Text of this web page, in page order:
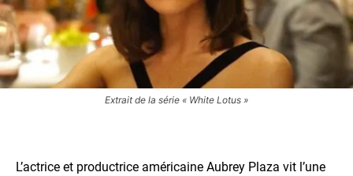
Extrait de la série « White Lotus »
L’actrice et productrice américaine Aubrey Plaza vit l’une